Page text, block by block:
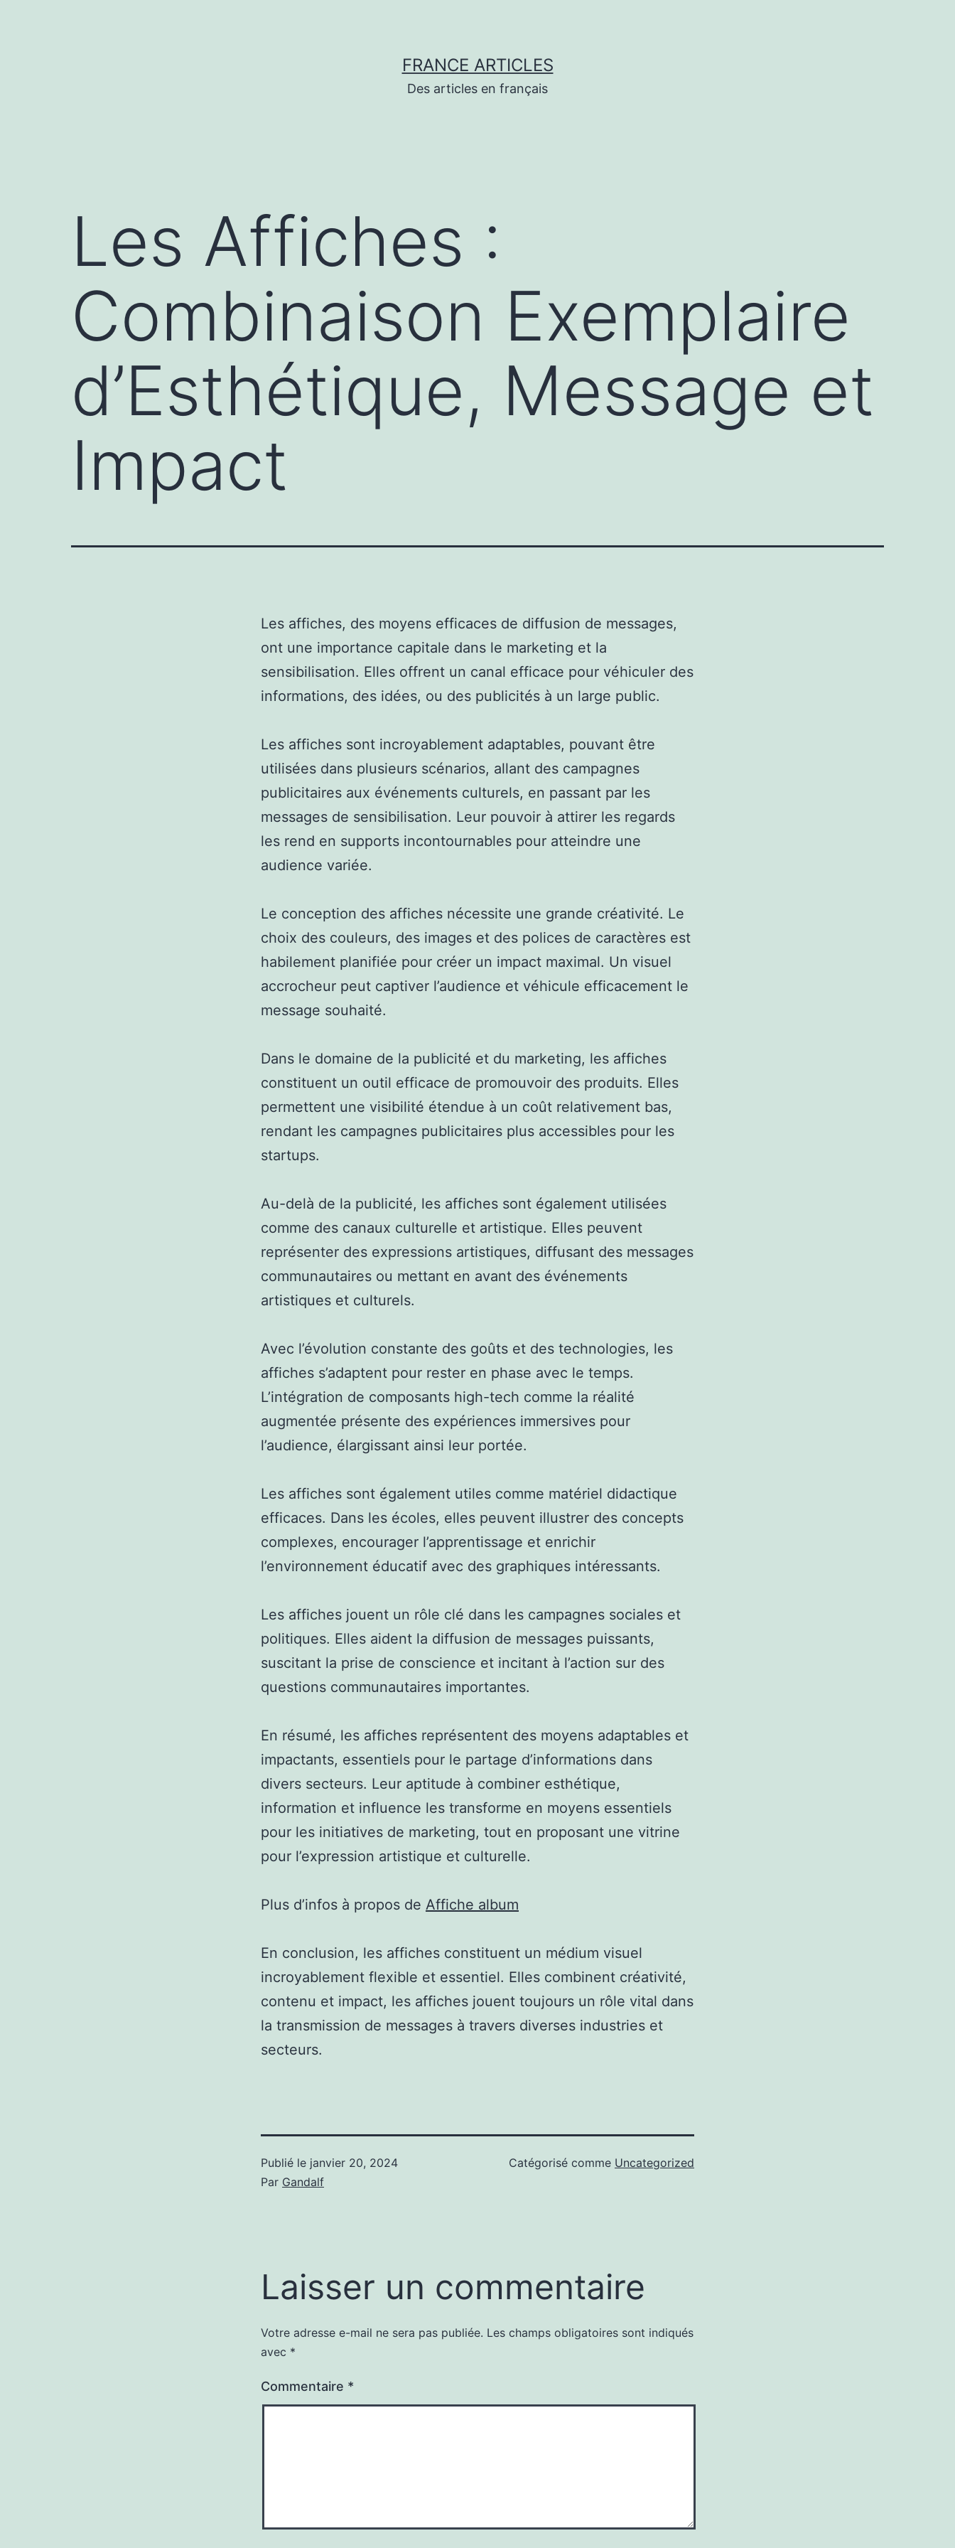
FRANCE ARTICLES
Des articles en français
Les Affiches :
Combinaison Exemplaire
d’Esthétique, Message et
Impact
Les affiches, des moyens efficaces de diffusion de messages,
ont une importance capitale dans le marketing et la
sensibilisation. Elles offrent un canal efficace pour véhiculer des
informations, des idées, ou des publicités à un large public.
Les affiches sont incroyablement adaptables, pouvant être
utilisées dans plusieurs scénarios, allant des campagnes
publicitaires aux événements culturels, en passant par les
messages de sensibilisation. Leur pouvoir à attirer les regards
les rend en supports incontournables pour atteindre une
audience variée.
Le conception des affiches nécessite une grande créativité. Le
choix des couleurs, des images et des polices de caractères est
habilement planifiée pour créer un impact maximal. Un visuel
accrocheur peut captiver l’audience et véhicule efficacement le
message souhaité.
Dans le domaine de la publicité et du marketing, les affiches
constituent un outil efficace de promouvoir des produits. Elles
permettent une visibilité étendue à un coût relativement bas,
rendant les campagnes publicitaires plus accessibles pour les
startups.
Au-delà de la publicité, les affiches sont également utilisées
comme des canaux culturelle et artistique. Elles peuvent
représenter des expressions artistiques, diffusant des messages
communautaires ou mettant en avant des événements
artistiques et culturels.
Avec l’évolution constante des goûts et des technologies, les
affiches s’adaptent pour rester en phase avec le temps.
L’intégration de composants high-tech comme la réalité
augmentée présente des expériences immersives pour
l’audience, élargissant ainsi leur portée.
Les affiches sont également utiles comme matériel didactique
efficaces. Dans les écoles, elles peuvent illustrer des concepts
complexes, encourager l’apprentissage et enrichir
l’environnement éducatif avec des graphiques intéressants.
Les affiches jouent un rôle clé dans les campagnes sociales et
politiques. Elles aident la diffusion de messages puissants,
suscitant la prise de conscience et incitant à l’action sur des
questions communautaires importantes.
En résumé, les affiches représentent des moyens adaptables et
impactants, essentiels pour le partage d’informations dans
divers secteurs. Leur aptitude à combiner esthétique,
information et influence les transforme en moyens essentiels
pour les initiatives de marketing, tout en proposant une vitrine
pour l’expression artistique et culturelle.
Plus d’infos à propos de Affiche album
En conclusion, les affiches constituent un médium visuel
incroyablement flexible et essentiel. Elles combinent créativité,
contenu et impact, les affiches jouent toujours un rôle vital dans
la transmission de messages à travers diverses industries et
secteurs.
Publié le janvier 20, 2024
Par Gandalf
Catégorisé comme Uncategorized
Laisser un commentaire
Votre adresse e-mail ne sera pas publiée. Les champs obligatoires sont indiqués
avec *
Commentaire *